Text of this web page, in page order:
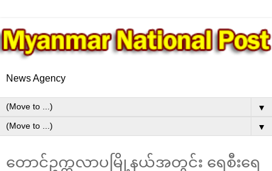
News Agency
▼
▼
တောင်ဥက္ကလာပမြို့နယ်အတွင်း ရေစီးရေ